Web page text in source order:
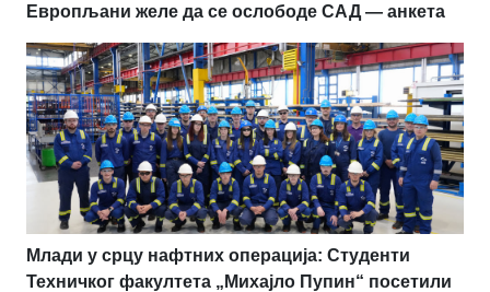
Европљани желе да се ослободе САД — анкета
Млади у срцу нафтних операција: Студенти
Техничког факултета „Михајло Пупин“ посетили